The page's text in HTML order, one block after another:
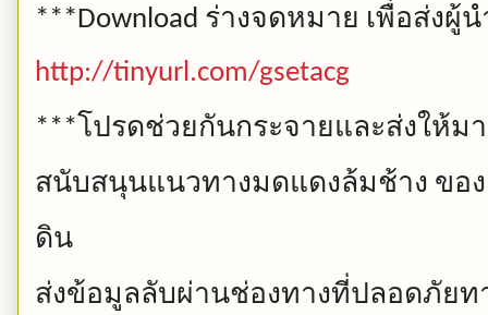
***Download ร่างจดหมาย เพื่อส่งผู้
http://tinyurl.com/gsetacg
***โปรดช่วยกันกระจายและส่งให้ม
สนับสนุนแนวทางมดแดงล้มช้าง ของ
ดิน
ส่งข้อมูลลับผ่านช่องทางที่ปลอดภัยท